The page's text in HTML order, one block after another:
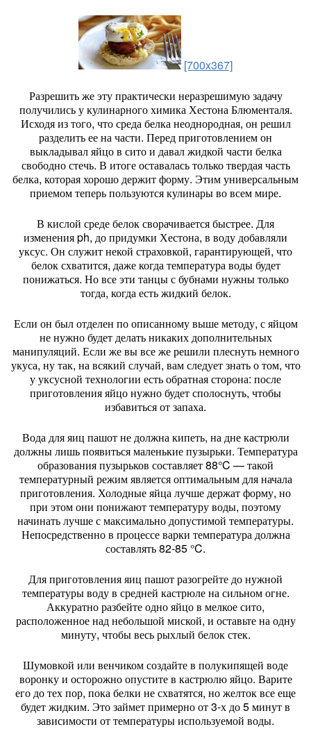
[700x367]
Разрешить же эту практически неразрешимую задачу
получились у кулинарного химика Хестона Блюменталя.
Исходя из того, что среда белка неоднородная, он решил
разделить ее на части. Перед приготовлением он
выкладывал яйцо в сито и давал жидкой части белка
свободно стечь. В итоге оставалась только твердая часть
белка, которая хорошо держит форму. Этим универсальным
приемом теперь пользуются кулинары во всем мире.
В кислой среде белок сворачивается быстрее. Для
изменения ph, до придумки Хестона, в воду добавляли
уксус. Он служит некой страховкой, гарантирующей, что
белок схватится, даже когда температура воды будет
понижаться. Но все эти танцы с бубнами нужны только
тогда, когда есть жидкий белок.
Если он был отделен по описанному выше методу, с яйцом
не нужно будет делать никаких дополнительных
манипуляций. Если же вы все же решили плеснуть немного
укуса, ну так, на всякий случай, вам следует знать о том, что
у уксусной технологии есть обратная сторона: после
приготовления яйцо нужно будет сполоснуть, чтобы
избавиться от запаха.
Вода для яиц пашот не должна кипеть, на дне кастрюли
должны лишь появиться маленькие пузырьки. Температура
образования пузырьков составляет 88°C — такой
температурный режим является оптимальным для начала
приготовления. Холодные яйца лучше держат форму, но
при этом они понижают температуру воды, поэтому
начинать лучше с максимально допустимой температуры.
Непосредственно в процессе варки температура должна
составлять 82-85 °C.
Для приготовления яиц пашот разогрейте до нужной
температуры воду в средней кастрюле на сильном огне.
Аккуратно разбейте одно яйцо в мелкое сито,
расположенное над небольшой миской, и оставьте на одну
минуту, чтобы весь рыхлый белок стек.
Шумовкой или венчиком создайте в полукипящей воде
воронку и осторожно опустите в кастрюлю яйцо. Варите
его до тех пор, пока белки не схватятся, но желток все еще
будет жидким. Это займет примерно от 3-х до 5 минут в
зависимости от температуры используемой воды.